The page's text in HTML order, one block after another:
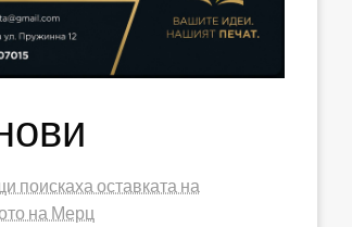
поискаха оставката на
на Мерц